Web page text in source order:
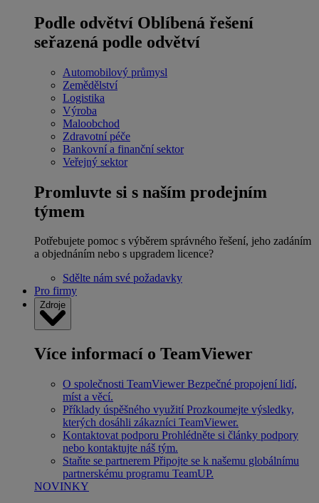
Podle odvětví Oblíbená řešení
seřazená podle odvětví
Automobilový průmysl
Zemědělství
Logistika
Výroba
Maloobchod
Zdravotní péče
Bankovní a finanční sektor
Veřejný sektor
Promluvte si s naším prodejním
týmem
Potřebujete pomoc s výběrem správného řešení, jeho zadáním
a objednáním nebo s upgradem licence?
Sdělte nám své požadavky
Pro firmy
Zdroje
Více informací o TeamViewer
O společnosti TeamViewer Bezpečné propojení lidí,
míst a věcí.
Příklady úspěšného využití Prozkoumejte výsledky,
kterých dosáhli zákazníci TeamViewer.
Kontaktovat podporu Prohlédněte si články podpory
nebo kontaktujte náš tým.
Staňte se partnerem Připojte se k našemu globálnímu
partnerskému programu TeamUP.
NOVINKY